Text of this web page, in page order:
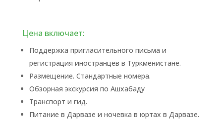
Цена включает:
Поддержка пригласительного письма и
регистрация иностранцев в Туркменистане.
Размещение. Стандартные номера.
Обзорная экскурсия по Ашхабаду
Транспорт и гид.
Питание в Дарвазе и ночевка в юртах в Дарвазе.